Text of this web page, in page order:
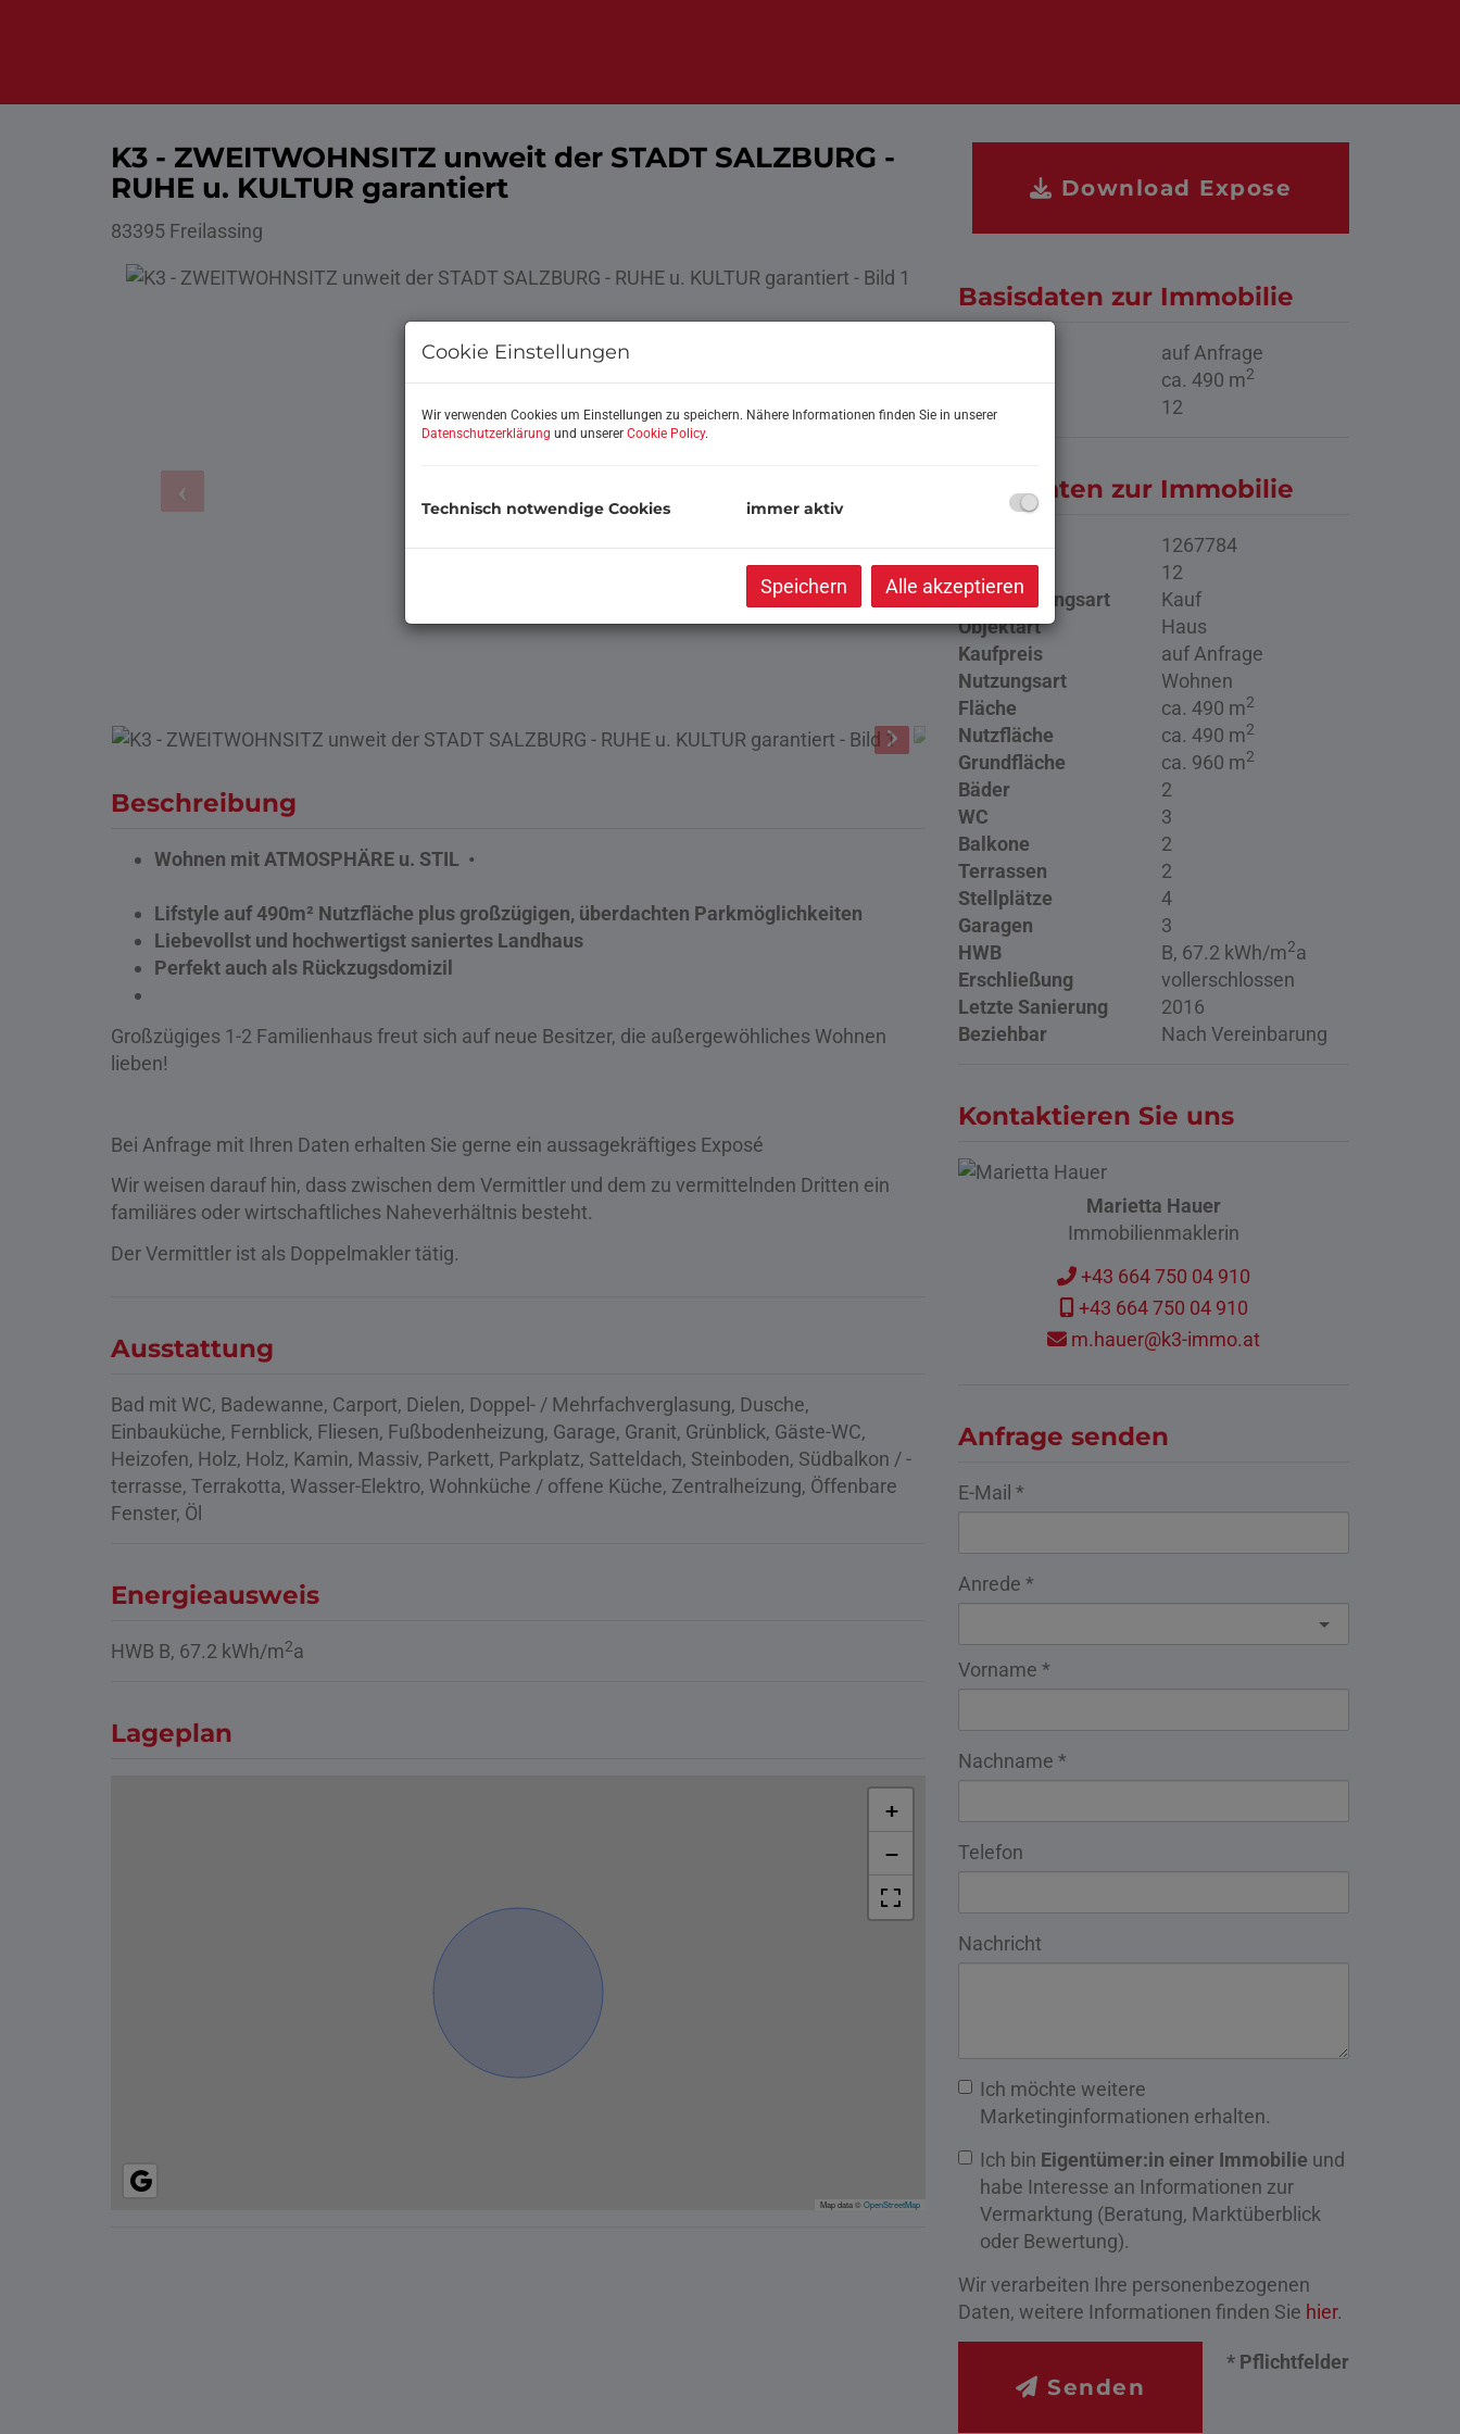
K3 - ZWEITWOHNSITZ unweit der STADT SALZBURG -
RUHE u. KULTUR garantiert
83395 Freilassing
Beschreibung
Wohnen mit ATMOSPHÄRE u. STIL •
Lifstyle auf 490m² Nutzfläche plus großzügigen, überdachten Parkmöglichkeiten
Liebevollst und hochwertigst saniertes Landhaus
Perfekt auch als Rückzugsdomizil
Großzügiges 1-2 Familienhaus freut sich auf neue Besitzer, die außergewöhliches Wohnen
lieben!
Bei Anfrage mit Ihren Daten erhalten Sie gerne ein aussagekräftiges Exposé
Wir weisen darauf hin, dass zwischen dem Vermittler und dem zu vermittelnden Dritten ein
familiäres oder wirtschaftliches Naheverhältnis besteht.
Der Vermittler ist als Doppelmakler tätig.
Ausstattung
Bad mit WC Badewanne Carport Dielen Doppel- / Mehrfachverglasung Dusche
Einbauküche Fernblick Fliesen Fußbodenheizung Garage Granit Grünblick Gäste-WC
Heizofen Holz Holz Kamin Massiv Parkett Parkplatz Satteldach Steinboden Südbalkon / -
terrasse Terrakotta Wasser-Elektro Wohnküche / offene Küche Zentralheizung Öffenbare
Fenster Öl
Energieausweis
HWB B, 67.2 kWh/m2a
Lageplan
+
−
Map data ©OpenStreetMap
Download Expose
Basisdaten zur Immobilie
auf Anfrage
Fläche
ca. 490 m2
Zimmer 12
Basisdaten zur Immobilie
Objektnr.
1267784
Zimmer
12
Vermarktungsart
Kauf
Objektart
Haus
Kaufpreis
auf Anfrage
Nutzungsart
Wohnen
Fläche
ca. 490 m2
Nutzfläche ca. 490 m2
Grundfläche ca. 960 m2
Bäder
2
WC
3
Balkone
2
Terrassen
2
Stellplätze
4
Garagen
3
HWB
B, 67.2 kWh/m2a
Erschließung
vollerschlossen
Letzte Sanierung
2016
Beziehbar
Nach Vereinbarung
Kontaktieren Sie uns
Marietta Hauer
Immobilienmaklerin
+43 664 750 04 910
+43 664 750 04 910
m.hauer@k3-immo.at
Anfrage senden
E-Mail
Anrede
Vorname
Nachname
Telefon
Nachricht
Ich möchte weitere
Marketinginformationen erhalten.
Ich bin Eigentümer:in einer Immobilie und
habe Interesse an Informationen zur
Vermarktung (Beratung, Marktüberblick
oder Bewertung).
Wir verarbeiten Ihre personenbezogenen
Daten, weitere Informationen finden Sie hier.
Senden
* Pflichtfelder
Cookie Einstellungen
Wir verwenden Cookies um Einstellungen zu speichern. Nähere Informationen finden Sie in unserer
Datenschutzerklärung und unserer Cookie Policy.
Technisch notwendige Cookies immer aktiv
Speichern Alle akzeptieren